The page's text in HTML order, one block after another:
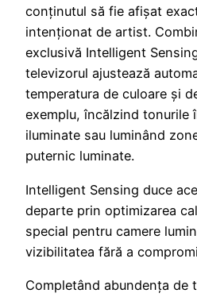
conținutul să fie afișat
intenționat de artist.
exclusivă Intelligent
televizorul ajustează
temperatura de culoare și
exemplu, încălzind tonurile
iluminate sau luminând
puternic luminate.
Intelligent Sensing duce
departe prin optimizarea
special pentru camere
vizibilitatea fără a
Completând abundența de